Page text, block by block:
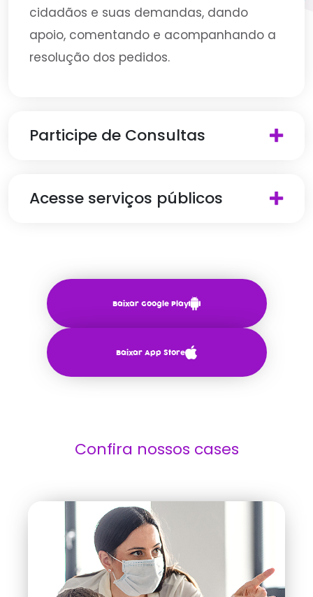
cidadãos e suas demandas, dando
apoio, comentando e acompanhando a
resolução dos pedidos.
Participe de Consultas
Acesse serviços públicos
Baixar Google Play
Baixar App Store
Confira nossos cases